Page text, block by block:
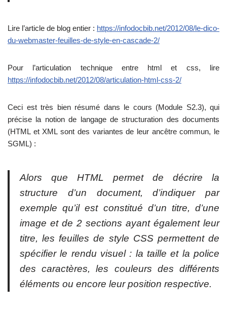
Lire l’article de blog entier : https://infodocbib.net/2012/08/le-dico-
du-webmaster-feuilles-de-style-en-cascade-2/
Pour l’articulation technique entre html et css, lire
https://infodocbib.net/2012/08/articulation-html-css-2/
Ceci est très bien résumé dans le cours (Module S2.3), qui
précise la notion de langage de structuration des documents
(HTML et XML sont des variantes de leur ancêtre commun, le
SGML) :
Alors que HTML permet de décrire la
structure d’un document, d’indiquer par
exemple qu’il est constitué d’un titre, d’une
image et de 2 sections ayant également leur
titre, les feuilles de style CSS permettent de
spécifier le rendu visuel : la taille et la police
des caractères, les couleurs des différents
éléments ou encore leur position respective.